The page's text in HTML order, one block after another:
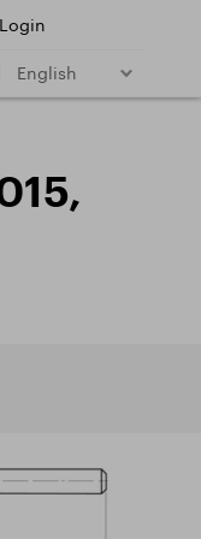
Login
English